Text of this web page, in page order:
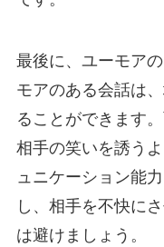
最後に、ユーモア
モアのある会話は
ることができます
相手の笑いを誘う
ュニケーション能
し、相手を不快に
は避けましょう。